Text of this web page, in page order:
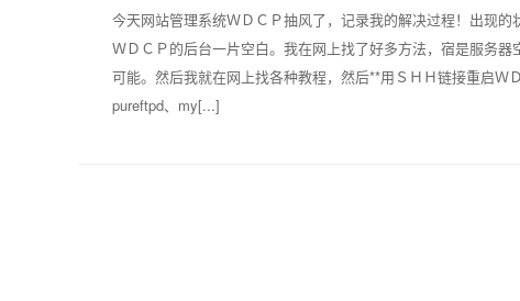
今天网站管理系统ＷＤＣＰ抽风了，记录我的解决过程！出现
ＷＤＣＰ的后台一片空白。我在网上找了好多方法，宿是服务
可能。然后我就在网上找各种教程，然后**用ＳＨＨ链接重启Ｗ
pureftpd、my[...]